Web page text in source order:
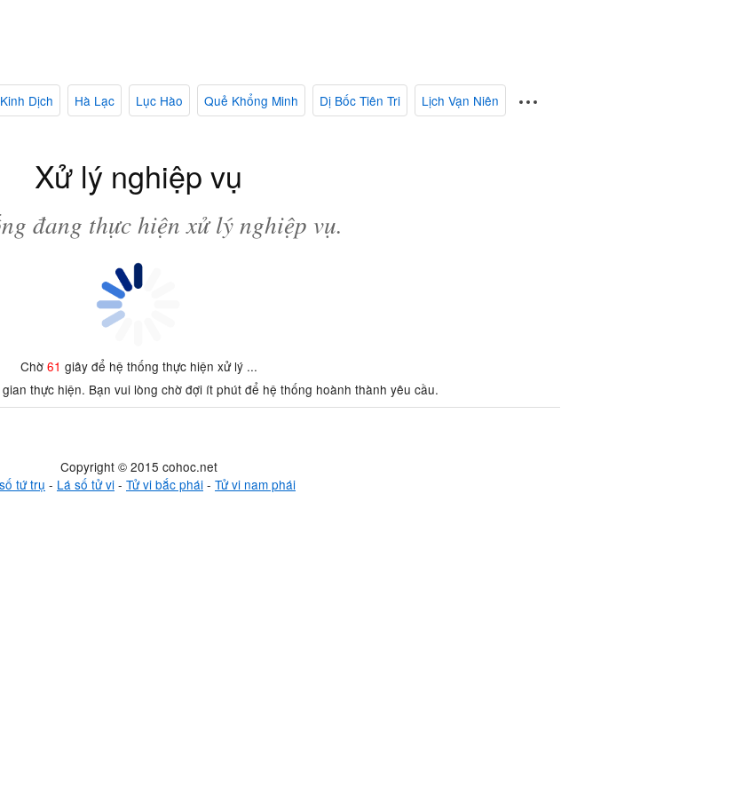
Kinh Dịch Hà Lạc Lục Hào Quẻ Khổng Minh Dị Bốc Tiên Tri
Lịch Vạn Niên
Xử lý nghiệp vụ
đang thực hiện xử lý nghiệp vụ.
Chờ 61 giây để hệ thống thực hiện xử lý ...
thực hiện. Bạn vui lòng chờ đợi ít phút để hệ thống hoành thành yêu cầu.
Copyright © 2015 cohoc.net
tứ trụ - Lá số tử vi - Tử vi bắc phái - Tử vi nam phái